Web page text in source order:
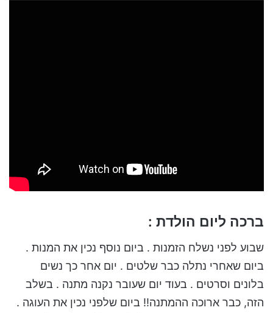
ברכה ליום הולדת :
שבוע לפני נשלח הזמנות . ביום נוסף נכין את המנות .
ביום שאחרי נתלה כבר שלטים . יום אחר כך נשים
בלונים וסרטים . בעוד יום שעובר נקנה מתנה . בשלב
הזה, כבר ארוכה ההמתנה!! ביום שלפני נכין את העוגה .